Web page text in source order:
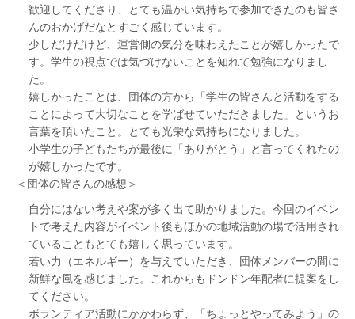
歓迎してくださり、とても温かい気持ちで参加できたのも皆さ
んのおかげだなとすごく感じています。
少しだけだけど、運営側の気分を味わえたことが嬉しかったで
す。学生の視点では気づけないことを知れて勉強になりまし
た。
嬉しかったことは、団体の方から「学生の皆さんと活動をする
ことによって大切なことを学ばせていただきました」というお
言葉を頂いたこと。とても光栄な気持ちになりました。
小学生の子どもたちが最後に「ありがとう」と言ってくれたの
が嬉しかったです。
＜団体の皆さんの感想＞
自分にはない考えや案が多く出て助かりました。今回のイベン
トで考えた内容がイベント後もほかの地域活動の場で活用され
ていることもとても嬉しく思っています。
若い力（エネルギー）を与えていただき、団体メンバーの間に
新鮮な風を感じました。これからもドンドン年配者に提案をし
てください。
ボランティア活動にかかわらず、「ちょっとやってみよう」の